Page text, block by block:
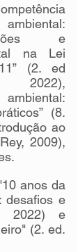
e
na Lei
(2. ed
(8.
ao
2009),
anos da
desafios e
2022) e
(2. ed.